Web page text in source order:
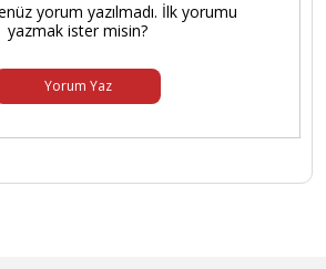
yorum yazılmadı. İlk yorumu
yazmak ister misin?
Yorum Yaz